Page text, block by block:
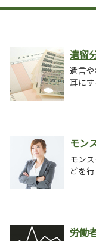
遺留
遺言
耳に
モン
モン
どを
労働